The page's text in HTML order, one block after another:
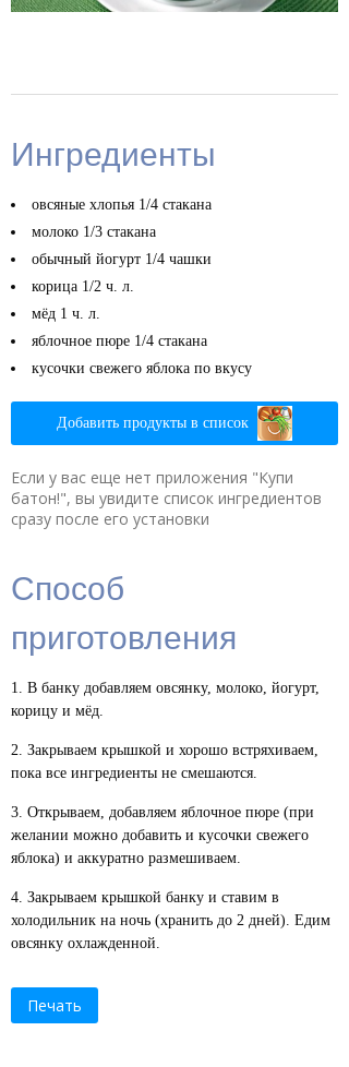
Ингредиенты
овсяные хлопья 1/4 стакана
молоко 1/3 стакана
обычный йогурт 1/4 чашки
корица 1/2 ч. л.
мёд 1 ч. л.
яблочное пюре 1/4 стакана
кусочки свежего яблока по вкусу
Добавить продукты в список
Если у вас еще нет приложения "Купи
батон!", вы увидите список ингредиентов
сразу после его установки
Способ
приготовления
В банку добавляем овсянку, молоко, йогурт,
корицу и мёд.
Закрываем крышкой и хорошо встряхиваем,
пока все ингредиенты не смешаются.
Открываем, добавляем яблочное пюре (при
желании можно добавить и кусочки свежего
яблока) и аккуратно размешиваем.
Закрываем крышкой банку и ставим в
холодильник на ночь (хранить до 2 дней). Едим
овсянку охлажденной.
Печать